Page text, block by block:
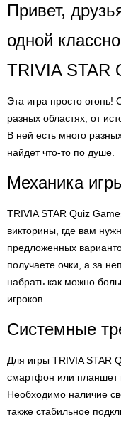
Привет,
одной
TRIVIA STAR
Эта игра просто огонь!
разных областях, от
В ней есть много
найдет что-то по душе.
Механика
TRIVIA STAR Quiz
викторины, где вам
предложенных
получаете очки, а за
набрать как можно
игроков.
Системные
Для игры TRIVIA STAR
смартфон или планшет
Необходимо наличие
также стабильное